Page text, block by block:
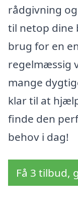
rådgivning
til netop dine
brug for en
regelmæssig
mange
klar til at
finde den
behov i dag!
Få 3 tilbud,